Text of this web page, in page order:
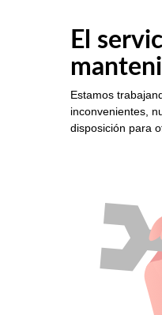
El
Estamos
inconvenientes,
disposición para